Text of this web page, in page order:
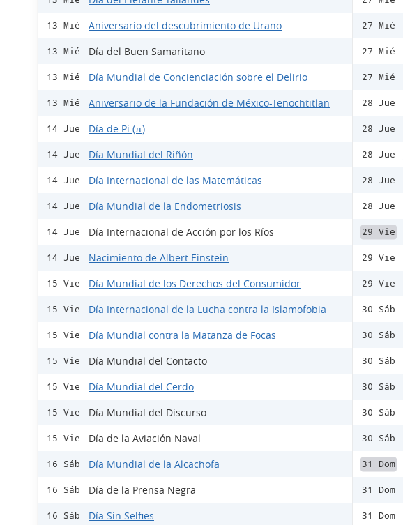
13 Mié Aniversario del descubrimiento de Urano
13 Mié Día del Buen Samaritano
13 Mié Día Mundial de Concienciación sobre el Delirio
13 Mié Aniversario de la Fundación de México-Tenochtitlan
14 Jue Día de Pi (π)
14 Jue Día Mundial del Riñón
14 Jue Día Internacional de las Matemáticas
14 Jue Día Mundial de la Endometriosis
14 Jue Día Internacional de Acción por los Ríos
14 Jue Nacimiento de Albert Einstein
15 Vie Día Mundial de los Derechos del Consumidor
15 Vie Día Internacional de la Lucha contra la Islamofobia
15 Vie Día Mundial contra la Matanza de Focas
15 Vie Día Mundial del Contacto
15 Vie Día Mundial del Cerdo
15 Vie Día Mundial del Discurso
15 Vie Día de la Aviación Naval
16 Sáb Día Mundial de la Alcachofa
16 Sáb Día de la Prensa Negra
16 Sáb Día Sin Selfies
27 Mié
27 Mié
27 Mié
28 Jue
28 Jue
28 Jue
28 Jue
28 Jue
29 Vie
29 Vie
29 Vie
30 Sáb
30 Sáb
30 Sáb
30 Sáb
30 Sáb
30 Sáb
31 Dom
31 Dom
31 Dom